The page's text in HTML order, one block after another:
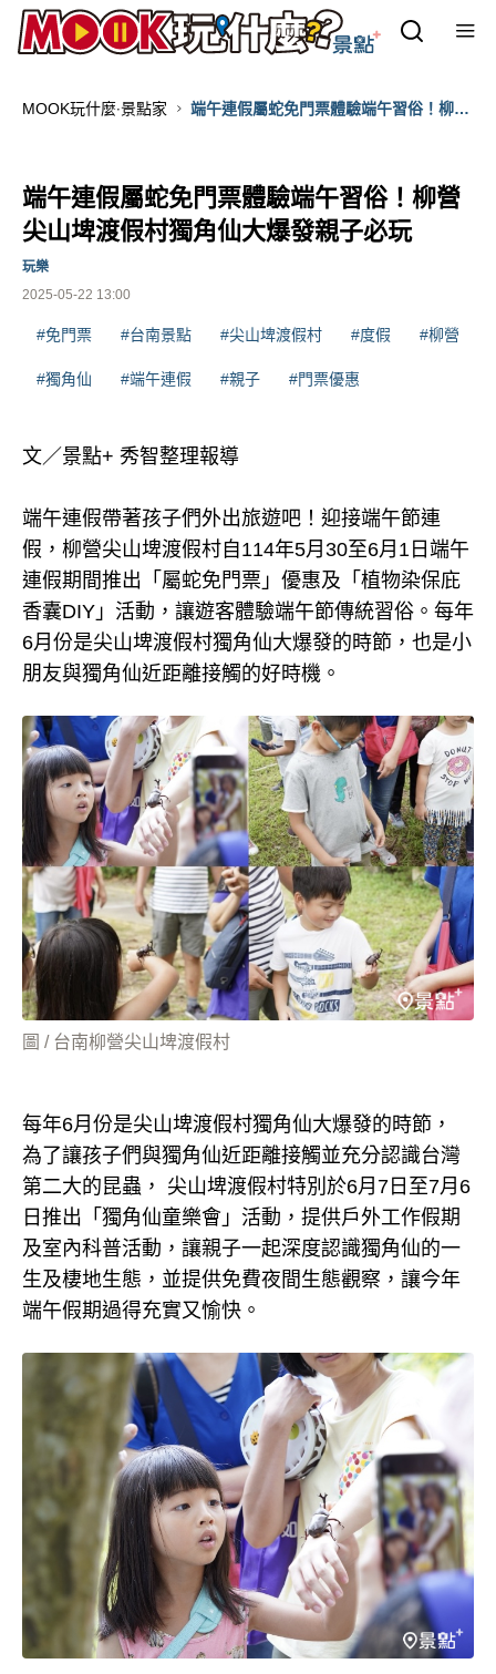
MOOK玩什麼‧景點家
端午連假屬蛇免門票體驗端午習俗！柳營
端午連假屬蛇免門票體驗端午習俗！柳營
尖山埤渡假村獨角仙大爆發親子必玩
2025-05-22 13:00
玩樂
#免門票 #台南景點 #尖山埤渡假村 #度假 #柳營
#獨角仙 #端午連假 #親子 #門票優惠
文／景點+ 秀智整理報導
端午連假帶著孩子們外出旅遊吧！迎接端午節連
假，柳營尖山埤渡假村自114年5月30至6月1日端午
連假期間推出「屬蛇免門票」優惠及「植物染保庇
香囊DIY」活動，讓遊客體驗端午節傳統習俗。每年
6月份是尖山埤渡假村獨角仙大爆發的時節，也是小
朋友與獨角仙近距離接觸的好時機。
圖 / 台南柳營尖山埤渡假村
每年6月份是尖山埤渡假村獨角仙大爆發的時節，
為了讓孩子們與獨角仙近距離接觸並充分認識台灣
第二大的昆蟲， 尖山埤渡假村特別於6月7日至7月6
日推出「獨角仙童樂會」活動，提供戶外工作假期
及室內科普活動，讓親子一起深度認識獨角仙的一
生及棲地生態，並提供免費夜間生態觀察，讓今年
端午假期過得充實又愉快。